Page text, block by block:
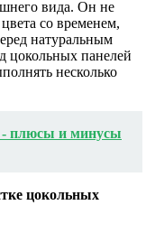
вида. Он не
со временем,
натуральным
цокольных панелей
несколько
- плюсы и минусы
цокольных